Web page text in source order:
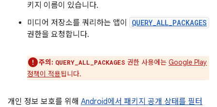
키지 이름이 있습니다.
미디어 저장소를 쿼리하는 앱이
QUERY_ALL_PACKAGES
권한을 요청합니다.
주의: QUERY_ALL_PACKAGES 권한 사용에는 Google Play
정책이 적용됩니다.
개인 정보 보호를 위해 Android에서 패키지 공개 상태를 필터